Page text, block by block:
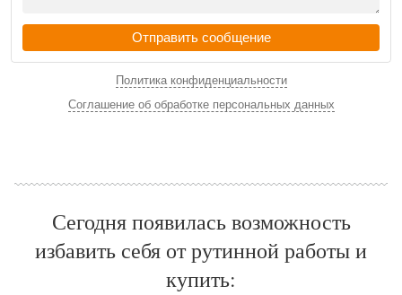
Отправить сообщение
Политика конфиденциальности
Соглашение об обработке персональных данных
Сегодня появилась возможность
избавить себя от рутинной работы и
купить: